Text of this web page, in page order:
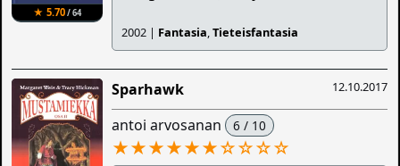
★ 5.70/ 64
2002 | Fantasia,Tieteisfantasia
12.10.2017
Sparhawk
antoi arvosanan 6 / 10
★★★★★★☆☆☆☆